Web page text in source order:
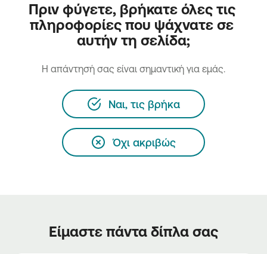
Πριν φύγετε, βρήκατε όλες τις
πληροφορίες που ψάχνατε σε
αυτήν τη σελίδα;
H απάντησή σας είναι σημαντική για εμάς.
Ναι, τις βρήκα
Όχι ακριβώς
Είμαστε πάντα δίπλα σας